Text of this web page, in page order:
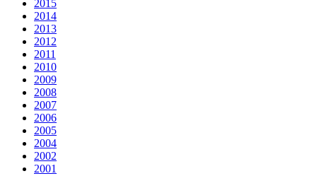
2015
2014
2013
2012
2011
2010
2009
2008
2007
2006
2005
2004
2002
2001